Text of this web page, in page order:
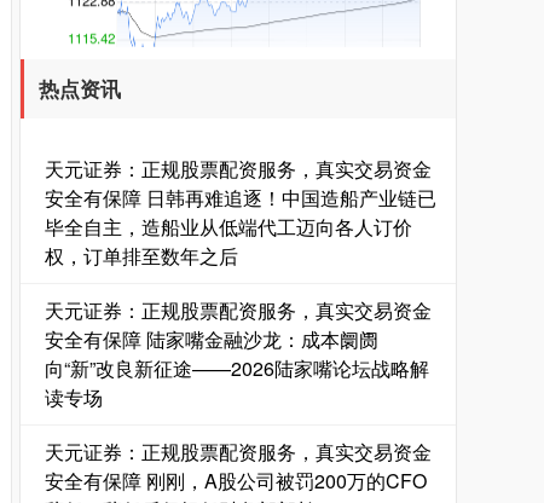
创业板指
基金指数 7242.10 +12.30 +0.17%
热点资讯
天元证券：正规股票配资服务，真实交易资金
安全有保障 日韩再难追逐！中国造船产业链已
毕全自主，造船业从低端代工迈向各人订价
权，订单排至数年之后
天元证券：正规股票配资服务，真实交易资金
安全有保障 陆家嘴金融沙龙：成本阛阓
向“新”改良新征途——2026陆家嘴论坛战略解
读专场
天元证券：正规股票配资服务，真实交易资金
安全有保障 刚刚，A股公司被罚200万的CFO